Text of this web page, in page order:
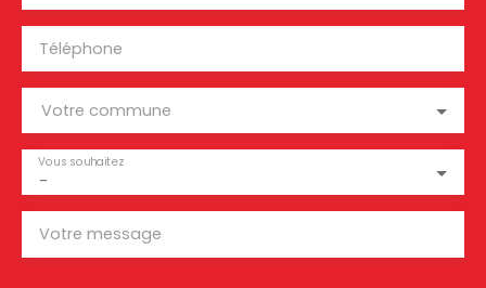
Téléphone
Votre commune
-
Vous souhaitez
Votre message